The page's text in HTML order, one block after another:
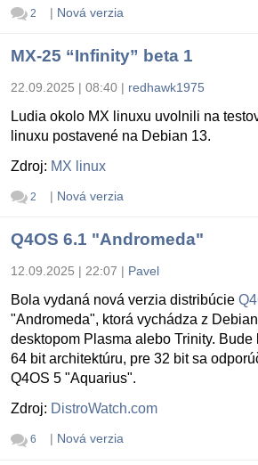
2 | Nová verzia
MX-25 “Infinity” beta 1
22.09.2025 | 08:40 | redhawk1975
Ludia okolo MX linuxu uvolnili na
linuxu postavené na Debian 13.
Zdroj: MX linux
2 | Nová verzia
Q4OS 6.1 "Andromeda"
12.09.2025 | 22:07 | Pavel
Bola vydaná nová verzia distribúcie
"Andromeda", ktorá vychádza z
desktopom Plasma alebo Trinity.
64 bit architektúru, pre 32 bit sa
Q4OS 5 "Aquarius".
Zdroj: DistroWatch.com
6 | Nová verzia